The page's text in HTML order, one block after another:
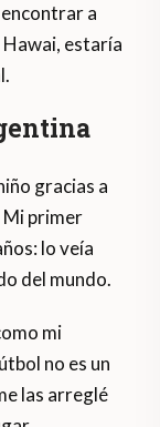
a
Hawai, estaría
gracias a
Mi primer
lo veía
del mundo.
mi
no es un
las arreglé